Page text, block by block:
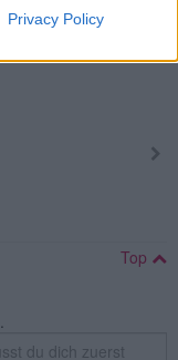
Privacy Policy
Top